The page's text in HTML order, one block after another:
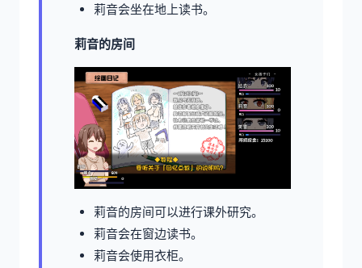
莉音会坐在地上读书。
莉音的房间
莉音的房间可以进行课外研究。
莉音会在窗边读书。
莉音会使用衣柜。